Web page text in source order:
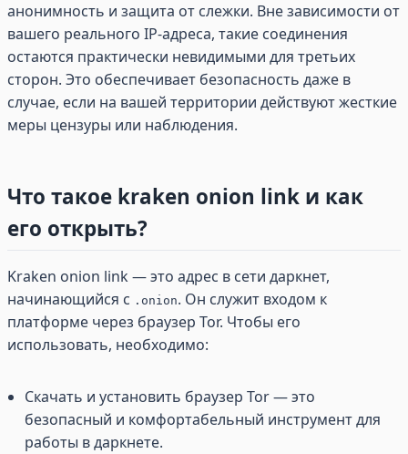
анонимность и защита от слежки. Вне зависимости от
вашего реального IP-адреса, такие соединения
остаются практически невидимыми для третьих
сторон. Это обеспечивает безопасность даже в
случае, если на вашей территории действуют жесткие
меры цензуры или наблюдения.
Что такое kraken onion link и как
его открыть?
Kraken onion link — это адрес в сети даркнет,
начинающийся с .onion. Он служит входом к
платформе через браузер Tor. Чтобы его
использовать, необходимо:
Скачать и установить браузер Tor — это
безопасный и комфортабельный инструмент для
работы в даркнете.